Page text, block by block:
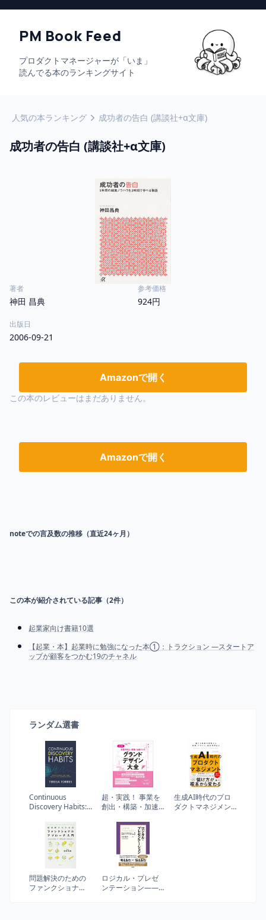
PM Book Feed
プロダクトマネージャーが「いま」
読んでる本のランキングサイト
人気の本ランキング 成功者の告白 (講談社+α文庫)
成功者の告白 (講談社+α文庫)
著者
神田 昌典
参考価格
924円
出版日
2006-09-21
Amazonで開く
この本のレビューはまだありません。
Amazonで開く
noteでの言及数の推移（直近24ヶ月）
この本が紹介されている記事（2件）
起業家向け書籍10選
【起業・本】起業時に勉強になった本①：トラクション ―スタートア
ップが顧客をつかむ19のチャネル
ランダム選書
Continuous
Discovery Habits:
that Create
Customer Value
and Business
超・実践！ 事業を
創出・構築・加速
ザイン大全
生成AI時代のプロ
ダクトマネジメン
問題解決のための
ファンクショナ
ロジカル・プレゼ
ンテーション――